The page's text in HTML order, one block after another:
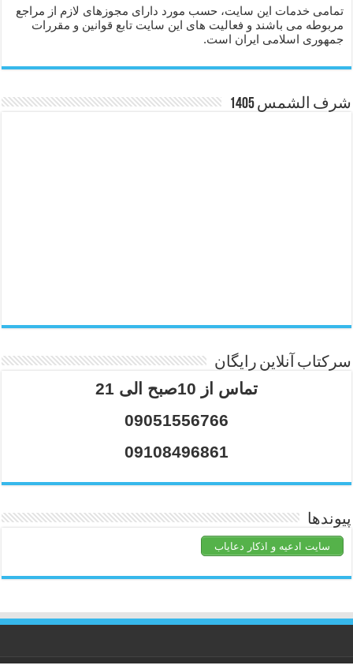
تمامی خدمات این سایت، حسب مورد دارای مجوزهای لازم از مراجع
مربوطه می باشند و فعالیت های این سایت تابع قوانین و مقررات
جمهوری اسلامی ایران است.
شرف الشمس 1405
سرکتاب آنلاین رایگان
تماس از 10صبح الی 21
09051556766
09108496861
پیوندها
سایت ادعیه و اذکار دعایاب